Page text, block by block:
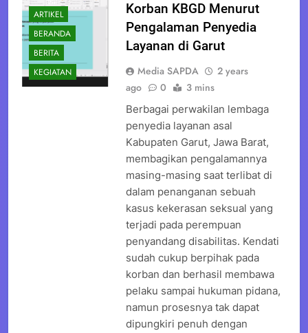
ARTIKEL
BERANDA
BERITA
KEGIATAN
Korban KBGD Menurut
Pengalaman Penyedia
Layanan di Garut
Media SAPDA
2 years
ago
0 3 mins
Berbagai perwakilan lembaga
penyedia layanan asal
Kabupaten Garut, Jawa Barat,
membagikan pengalamannya
masing-masing saat terlibat di
dalam penanganan sebuah
kasus kekerasan seksual yang
terjadi pada perempuan
penyandang disabilitas. Kendati
sudah cukup berpihak pada
korban dan berhasil membawa
pelaku sampai hukuman pidana,
namun prosesnya tak dapat
dipungkiri penuh dengan